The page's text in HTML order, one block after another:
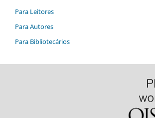
Para Leitores
Para Autores
Para Bibliotecários